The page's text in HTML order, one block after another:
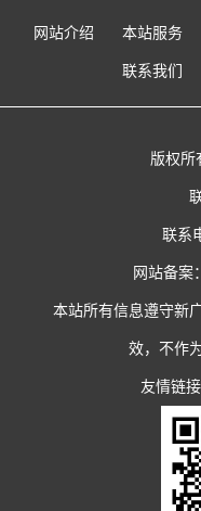
网站介绍 本站服务
联系我们
版权所
联系
网站备案：
本站所有信息遵守新
效，不作
友情链